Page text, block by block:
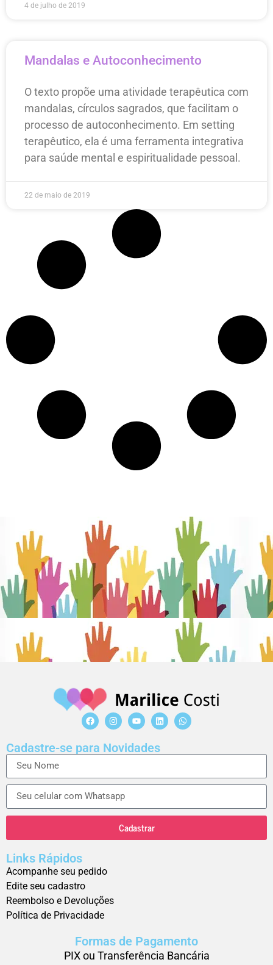
4 de julho de 2019
Mandalas e Autoconhecimento
O texto propõe uma atividade terapêutica com
mandalas, círculos sagrados, que facilitam o
processo de autoconhecimento. Em setting
terapêutico, ela é uma ferramenta integrativa
para saúde mental e espiritualidade pessoal.
22 de maio de 2019
Cadastre-se para Novidades
Cadastrar
Links Rápidos
Acompanhe seu pedido
Edite seu cadastro
Reembolso e Devoluções
Política de Privacidade
Formas de Pagamento
PIX ou Transferência Bancária